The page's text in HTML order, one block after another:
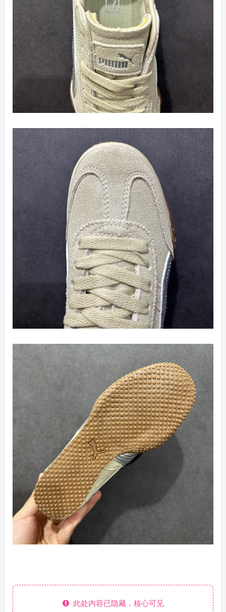
此处内容已隐藏，核心可见